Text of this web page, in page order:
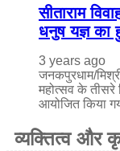
सीताराम
धनुष यज्ञ
3 years ago
जनकपुरधाम/
महोत्सव के तीसरे
आयोजित किया
व्यक्तित्व और